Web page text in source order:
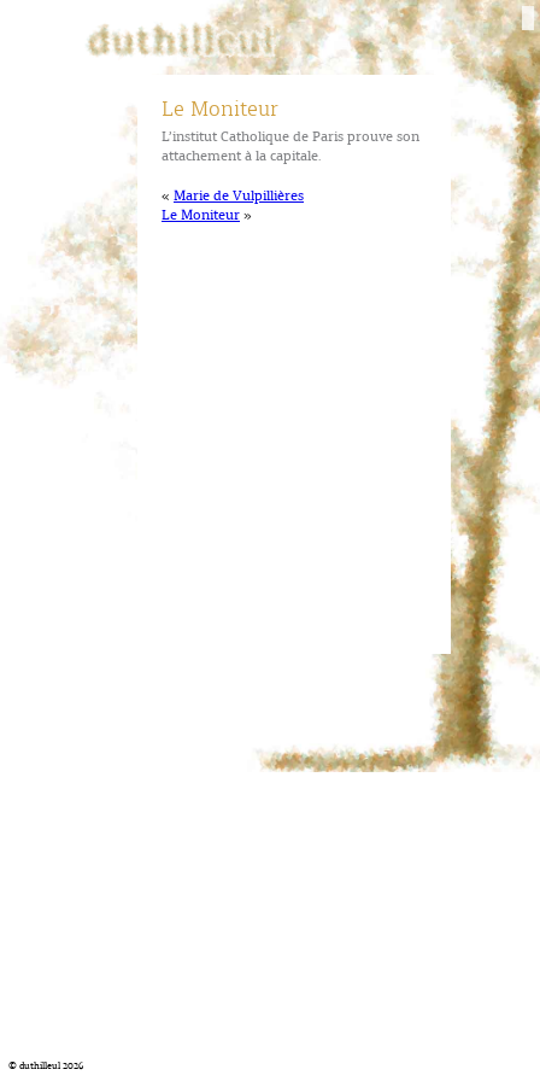
Le Moniteur
L’institut Catholique de Paris prouve son
attachement à la capitale.
« Marie de Vulpillières
Le Moniteur »
© duthilleul 2026